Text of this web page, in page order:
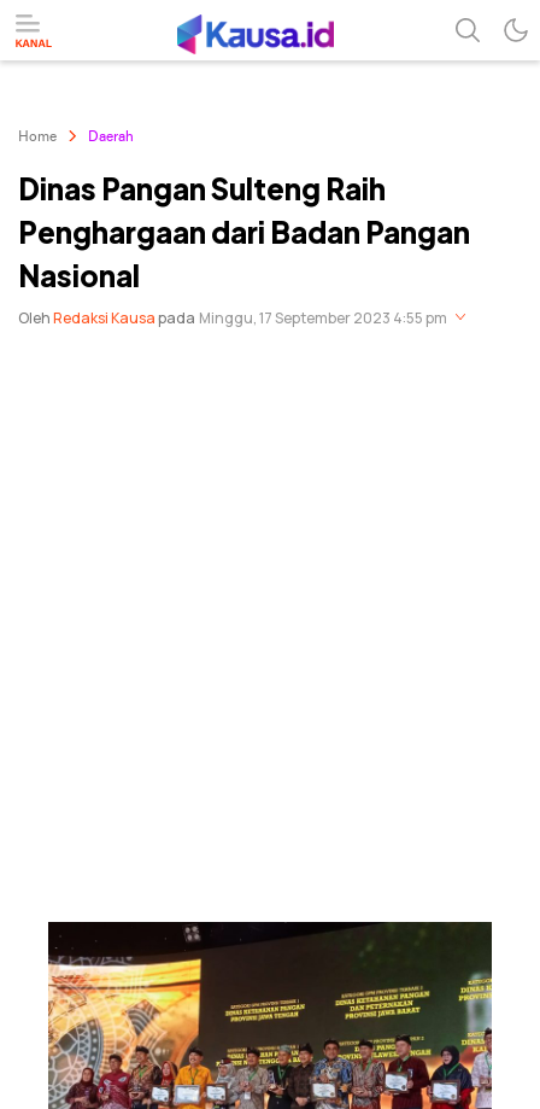
Home Daerah
Dinas Pangan Sulteng Raih
Penghargaan dari Badan Pangan
Nasional
OlehRedaksi Kausapada Minggu, 17 September 2023 4:55 pm